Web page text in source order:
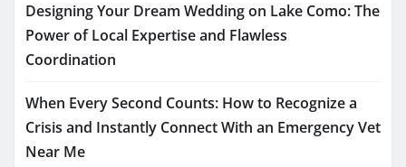
Designing Your Dream Wedding on Lake Como: The
Power of Local Expertise and Flawless
Coordination
When Every Second Counts: How to Recognize a
Crisis and Instantly Connect With an Emergency Vet
Near Me